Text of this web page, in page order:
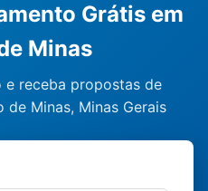
Grátis em
Minas
e receba propostas de
Minas, Minas Gerais